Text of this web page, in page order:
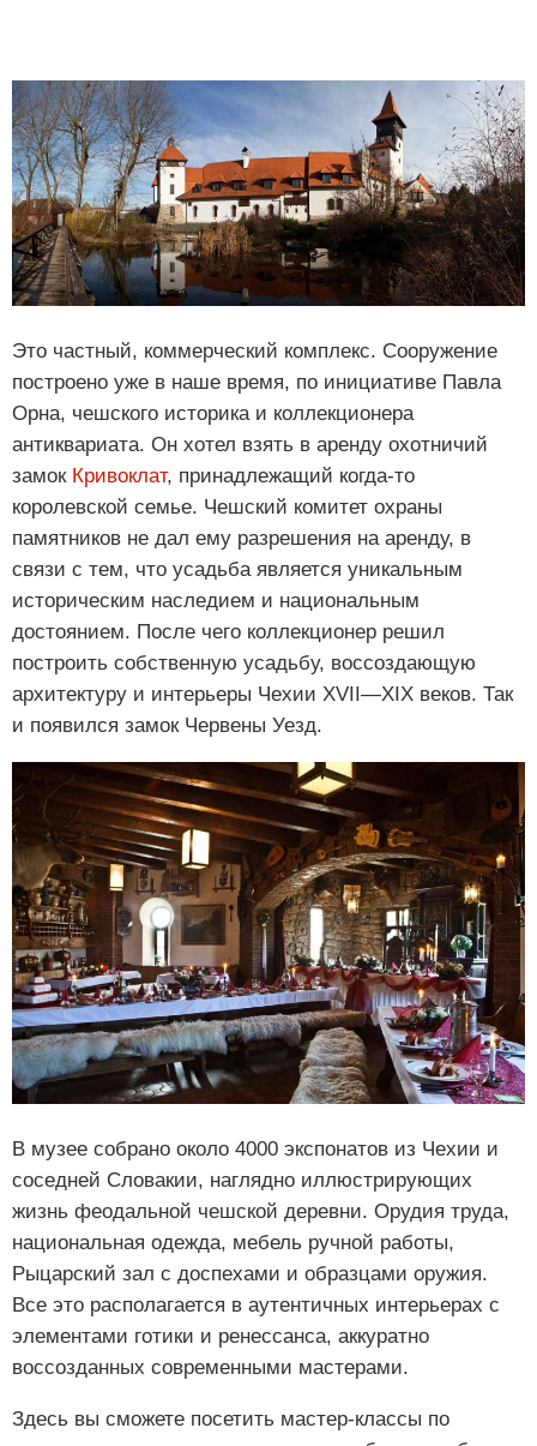
Это частный, коммерческий комплекс. Сооружение
построено уже в наше время, по инициативе Павла
Орна, чешского историка и коллекционера
антиквариата. Он хотел взять в аренду охотничий
замок Кривоклат, принадлежащий когда-то
королевской семье. Чешский комитет охраны
памятников не дал ему разрешения на аренду, в
связи с тем, что усадьба является уникальным
историческим наследием и национальным
достоянием. После чего коллекционер решил
построить собственную усадьбу, воссоздающую
архитектуру и интерьеры Чехии XVII—XIX веков. Так
и появился замок Червены Уезд.
В музее собрано около 4000 экспонатов из Чехии и
соседней Словакии, наглядно иллюстрирующих
жизнь феодальной чешской деревни. Орудия труда,
национальная одежда, мебель ручной работы,
Рыцарский зал с доспехами и образцами оружия.
Все это располагается в аутентичных интерьерах с
элементами готики и ренессанса, аккуратно
воссозданных современными мастерами.
Здесь вы сможете посетить мастер-классы по